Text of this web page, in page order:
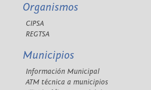
Organismos
CIPSA
REGTSA
Municipios
Información Municipal
ATM técnica a municipios